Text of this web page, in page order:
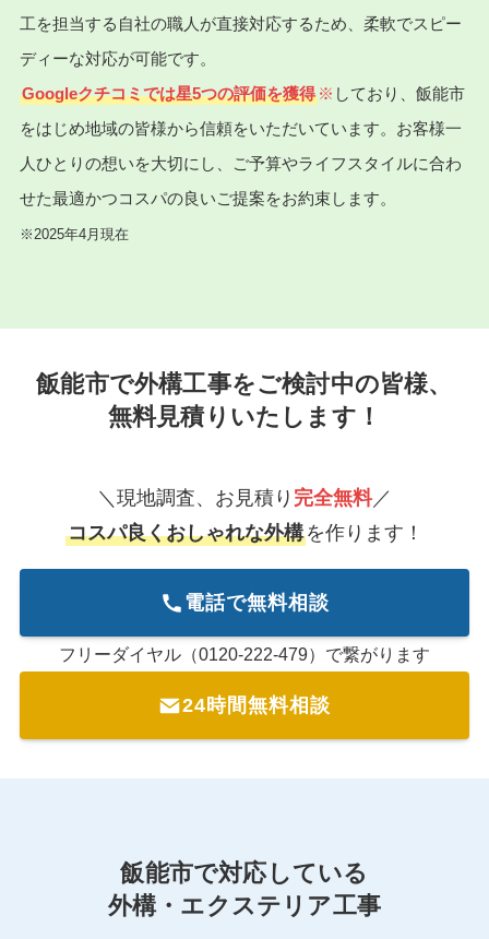
工を担当する自社の職人が直接対応するため、柔軟でスピー
ディーな対応が可能です。
Googleクチコミでは星5つの評価を獲得※ しており、飯能市
をはじめ地域の皆様から信頼をいただいています。お客様一
人ひとりの想いを大切にし、ご予算やライフスタイルに合わ
せた最適かつコスパの良いご提案をお約束します。
※2025年4月現在
飯能市で外構工事をご検討中の皆様、
無料見積りいたします！
＼現地調査、お見積り 完全無料／
コスパ良くおしゃれな外構 を作ります！
電話で無料相談
フリーダイヤル（0120-222-479）で繋がります
24時間無料相談
飯能市で対応している
外構・エクステリア工事